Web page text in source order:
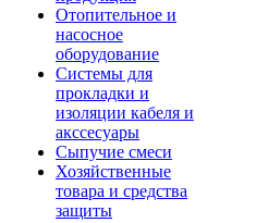
Отопительное и
насосное
оборудование
Системы для
прокладки и
изоляции кабеля и
акссесуары
Сыпучие смеси
Хозяйственные
товара и средства
защиты